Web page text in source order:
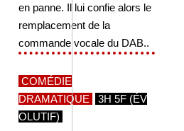
en panne. Il lui confie alors le
remplacement de la
commande vocale du DAB..
COMÉDIE
DRAMATIQUE
3H 5F (ÉV
OLUTIF)